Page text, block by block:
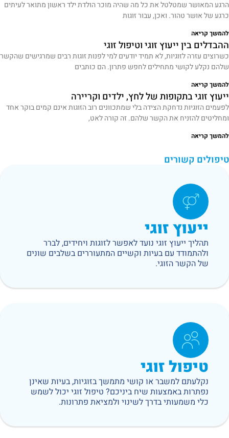
הרגע המאושר שמטלטל את כל מה שהיה מוכר הולדת ילד ראשון מתואר לעיתים
כרגע של אושר טהור. ואכן, עבור זוגות
להמשך קריאה
ההבדלים בין ייעוץ זוגי וטיפול זוגי
כשרוצים עזרה לזוגיות, לא תמיד יודעים למי לפנות זוגות רבים שמרגישים שהקשר
שלהם נקלע לקושי מתחילים לחפש פתרון. הם כותבים
להמשך קריאה
ייעוץ זוגי בתקופות של לחץ, ילדים וקריירה
לפעמים הזוגיות נדחקת הצידה בלי שמתכוונים רוב הזוגות אינם קמים בוקר אחד
ומחליטים להזניח את הקשר שלהם. זה קורה לאט,
להמשך קריאה
טיפולים קשורים
ייעוץ זוגי
תהליך ייעוץ זוגי נועד לאפשר לזוגות ויחידים, לברר
ולהתמודד עם בעיות וקשיים המתעוררים בשלבים שונים
של הקשר הזוגי.
טיפול זוגי
נקלעתם למשבר או קושי מתמשך בזוגיות, בעיות שאינן
נפתרות באמצעות שיח ביניכם? טיפול זוגי יכול לשמש
כלי משמעותי בדרך לשינוי ולמציאת פתרונות.